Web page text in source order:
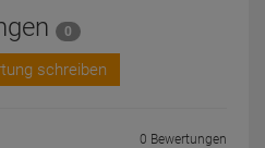
0
schreiben
0 Bewertungen